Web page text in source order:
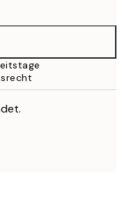
21,95 €
35,95 €